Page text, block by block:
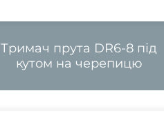
Тримач прута DR6-8 під
кутом на черепицю